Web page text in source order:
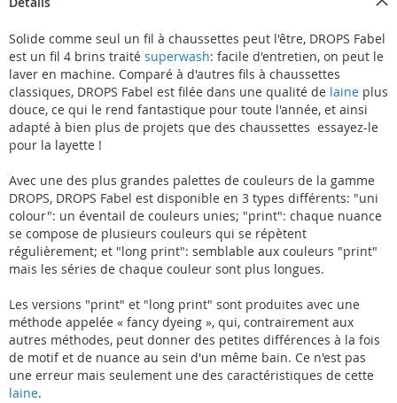
Solide comme seul un fil à chaussettes peut l'être, DROPS Fabel
est un fil 4 brins traité superwash: facile d'entretien, on peut le
laver en machine. Comparé à d'autres fils à chaussettes
classiques, DROPS Fabel est filée dans une qualité de laine plus
douce, ce qui le rend fantastique pour toute l'année, et ainsi
adapté à bien plus de projets que des chaussettes  essayez-le
pour la layette !
Avec une des plus grandes palettes de couleurs de la gamme
DROPS, DROPS Fabel est disponible en 3 types différents: "uni
colour": un éventail de couleurs unies; "print": chaque nuance
se compose de plusieurs couleurs qui se répètent
régulièrement; et "long print": semblable aux couleurs "print"
mais les séries de chaque couleur sont plus longues.
Les versions "print" et "long print" sont produites avec une
méthode appelée « fancy dyeing », qui, contrairement aux
autres méthodes, peut donner des petites différences à la fois
de motif et de nuance au sein d'un même bain. Ce n'est pas
une erreur mais seulement une des caractéristiques de cette
laine.